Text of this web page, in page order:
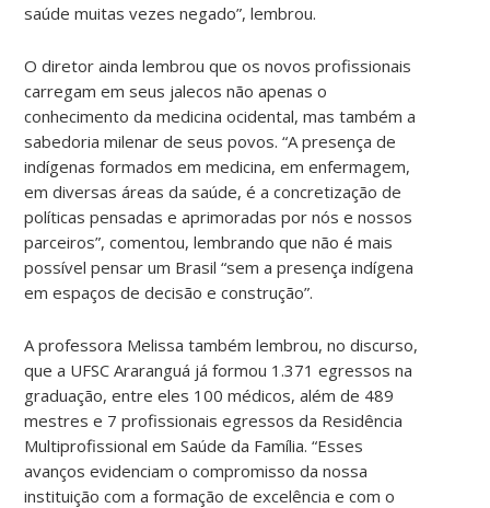
saúde muitas vezes negado”, lembrou.
O diretor ainda lembrou que os novos profissionais
carregam em seus jalecos não apenas o
conhecimento da medicina ocidental, mas também a
sabedoria milenar de seus povos. “A presença de
indígenas formados em medicina, em enfermagem,
em diversas áreas da saúde, é a concretização de
políticas pensadas e aprimoradas por nós e nossos
parceiros”, comentou, lembrando que não é mais
possível pensar um Brasil “sem a presença indígena
em espaços de decisão e construção”.
A professora Melissa também lembrou, no discurso,
que a UFSC Araranguá já formou 1.371 egressos na
graduação, entre eles 100 médicos, além de 489
mestres e 7 profissionais egressos da Residência
Multiprofissional em Saúde da Família. “Esses
avanços evidenciam o compromisso da nossa
instituição com a formação de excelência e com o